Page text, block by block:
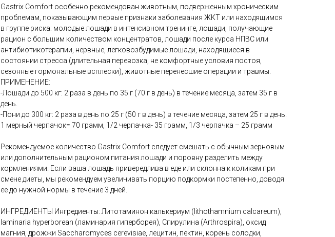
Gastrix Comfort особенно рекомендован животным, подверженным хроническим
проблемам, показывающим первые признаки заболевания ЖКТ или находящимся
в группе риска: молодые лошади в интенсивном тренинге, лошади, получающие
рацион с большим количеством концентратов, лошади после курса НПВС или
антибиотикотерапии, нервные, легковозбудимые лошади, находящиеся в
состоянии стресса (длительная перевозка, не комфортные условия постоя,
сезонные гормональные всплески), животные перенесшие операции и травмы.
ПРИМЕНЕНИЕ:
-Лошади до 500 кг: 2 раза в день по 35 г (70 г в день) в течение месяца, затем 35 г в
день.
-Пони до 300 кг: 2 раза в день по 25 г (50 г в день) в течение месяца, затем 25 г в день.
1 мерный черпачок= 70 грамм, 1/2 черпачка- 35 грамм, 1/3 черпачка – 25 грамм
Рекомендуемое количество Gastrix Comfort следует смешать с обычным зерновым
или дополнительным рационом питания лошади и поровну разделить между
кормлениями. Если ваша лошадь привередлива в еде или склонна к коликам при
смене диеты, мы рекомендуем увеличивать порцию подкормки постепенно, доводя
ее до нужной нормы в течение 3 дней.
ИНГРЕДИЕНТЫ Ингредиенты: Литотаминон калькериум (lithothamnium calcareum),
laminaria hyperborean (ламинария гиперборея), Спирулина (Arthrospira), оксид
магния, дрожжи Saccharomyces cerevisiae, лецитин, пектин, корень солодки,